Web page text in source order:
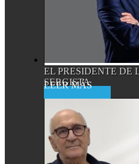
EL PRESIDENTE DE
SERGISTA